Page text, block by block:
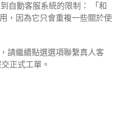
自動客服系統的限制： 「和
，因為它只會重複一些關於使
請繼續點選選項聯繫真人客
正式工單。